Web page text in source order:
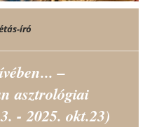
író
–
asztrológiai
- 2025. okt.23)